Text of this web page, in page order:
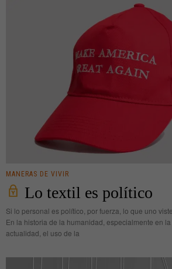
MANERAS DE VIVIR
Lo textil es político
Si lo personal es político, por fuerza, lo que uno
En la historia de la humanidad, especialmente en
actualidad, el uso de la